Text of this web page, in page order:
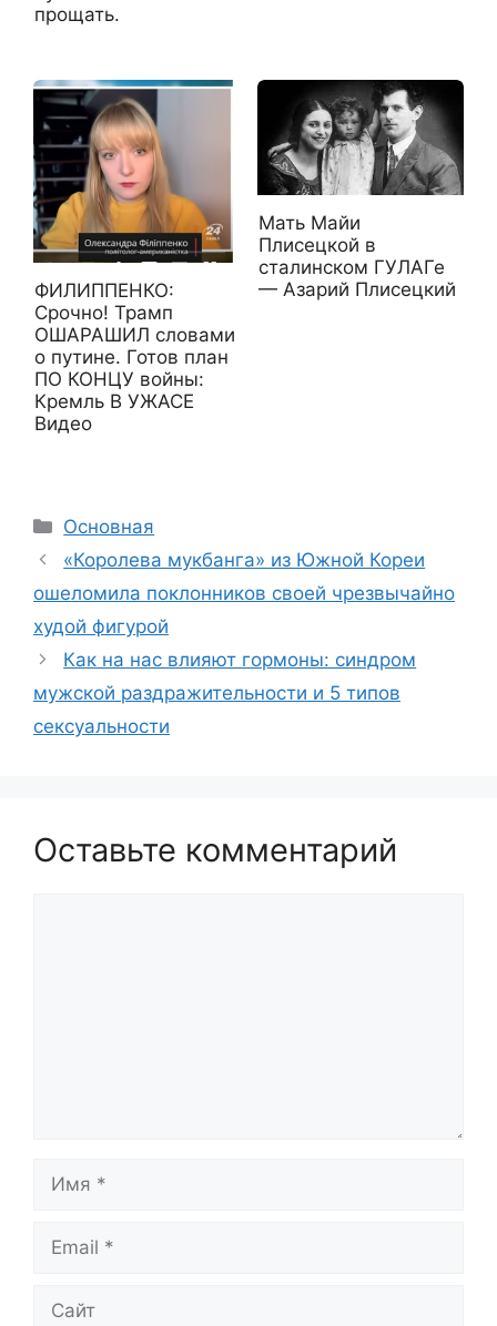
прощать.
ФИЛИППЕНКО:
Срочно! Трамп
ОШАРАШИЛ словами
о путине. Готов план
ПО КОНЦУ войны:
Кремль В УЖАСЕ
Видео
Мать Майи
Плисецкой в
сталинском ГУЛАГе
— Азарий Плисецкий
Рубрики
Основная
«Королева мукбанга» из Южной Кореи
ошеломила поклонников своей чрезвычайно
худой фигурой
Как на нас влияют гормоны: синдром
мужской раздражительности и 5 типов
сексуальности
Оставьте комментарий